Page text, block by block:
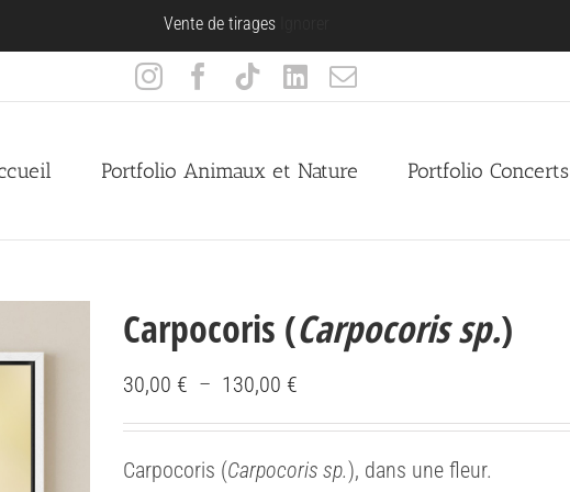
Vente de tirages
InstagramFacebook
TiktokLinkedIn
Email
Portfolio Animaux et Nature Portfolio Concerts
Carpocoris (Carpocoris sp.)
30,00 € – 130,00 €
de
30,00 €
Carpocoris (Carpocoris sp.), dans une fleur.